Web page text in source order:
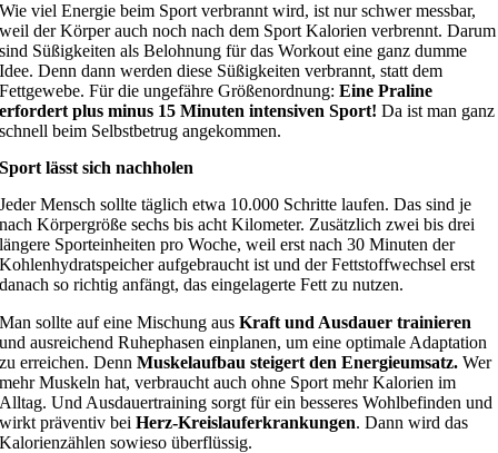
Wie viel Energie beim Sport verbrannt wird, ist nur schwer messbar,
weil der Körper auch noch nach dem Sport Kalorien verbrennt. Darum
sind Süßigkeiten als Belohnung für das Workout eine ganz dumme
Idee. Denn dann werden diese Süßigkeiten verbrannt, statt dem
Fettgewebe. Für die ungefähre Größenordnung:Eine Praline
erfordert plus minus 15 Minuten intensiven Sport! Da ist man ganz
schnell beim Selbstbetrug angekommen.
Sport lässt sich nachholen
Jeder Mensch sollte täglich etwa 10.000 Schritte laufen. Das sind je
nach Körpergröße sechs bis acht Kilometer. Zusätzlich zwei bis drei
längere Sporteinheiten pro Woche, weil erst nach 30 Minuten der
Kohlenhydratspeicher aufgebraucht ist und der Fettstoffwechsel erst
danach so richtig anfängt, das eingelagerte Fett zu nutzen.
Man sollte auf eine Mischung ausKraft und Ausdauer trainieren
und ausreichend Ruhephasen einplanen, um eine optimale Adaptation
zu erreichen. DennMuskelaufbau steigert den Energieumsatz. Wer
mehr Muskeln hat, verbraucht auch ohne Sport mehr Kalorien im
Alltag. Und Ausdauertraining sorgt für ein besseres Wohlbefinden und
wirkt präventiv beiHerz-Kreislauferkrankungen. Dann wird das
Kalorienzählen sowieso überflüssig.